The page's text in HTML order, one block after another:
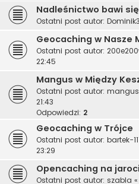
Nadleśnictwo bawi
Ostatni post autor:
Geocaching w Nasze
Ostatni post autor:
22:45
Mangus w Między
Ostatni post autor:
21:43
Odpowiedzi: 2
Geocaching w Trójce
Ostatni post autor: bartek-
23:29
Opencaching na
Ostatni post autor: szabla «